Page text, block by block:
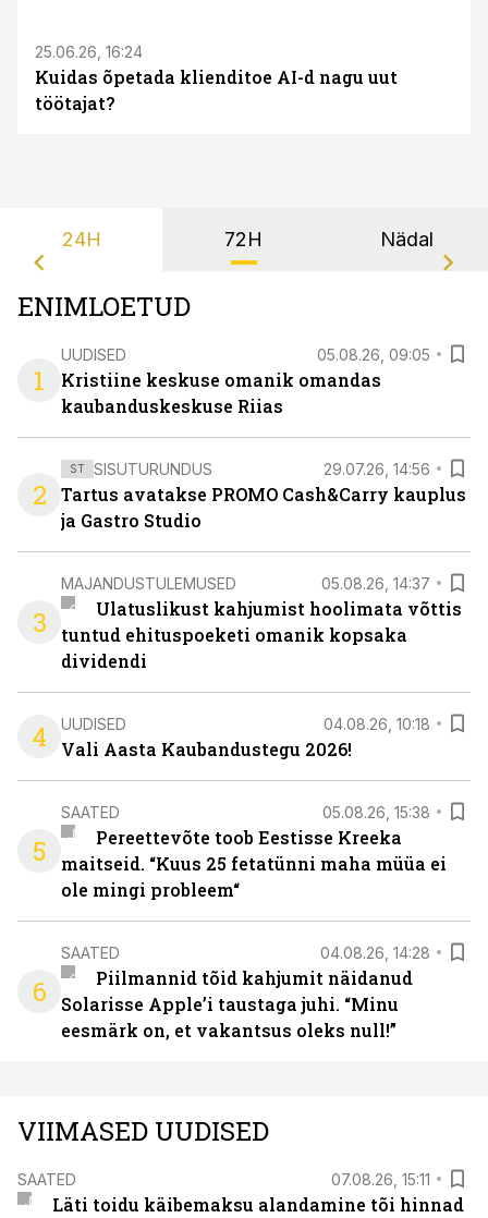
25.06.26, 16:24
Kuidas õpetada klienditoe AI-d nagu uut
töötajat?
24H 72H Nädal
ENIMLOETUD
1
UUDISED 05.08.26, 09:05
Kristiine keskuse omanik omandas
kaubanduskeskuse Riias
2
ST SISUTURUNDUS 29.07.26, 14:56
Tartus avatakse PROMO Cash&Carry kauplus
ja Gastro Studio
3
MAJANDUSTULEMUSED 05.08.26, 14:37
Ulatuslikust kahjumist hoolimata võttis
tuntud ehituspoeketi omanik kopsaka
dividendi
4 UUDISED 04.08.26, 10:18
Vali Aasta Kaubandustegu 2026!
5
SAATED 05.08.26, 15:38
Pereettevõte toob Eestisse Kreeka
maitseid. “Kuus 25 fetatünni maha müüa ei
ole mingi probleem“
6
SAATED 04.08.26, 14:28
Piilmannid tõid kahjumit näidanud
Solarisse Apple’i taustaga juhi. “Minu
eesmärk on, et vakantsus oleks null!”
VIIMASED UUDISED
SAATED 07.08.26, 15:11
Läti toidu käibemaksu alandamine tõi hinnad